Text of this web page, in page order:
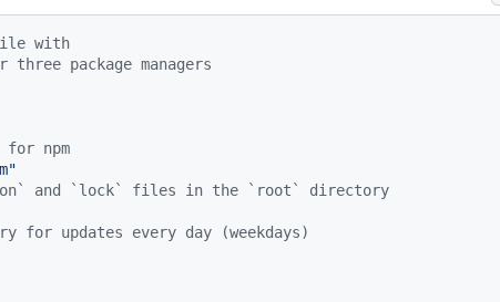
with
package managers
for npm
and `lock` files in the `root` directory
for updates every day (weekdays)